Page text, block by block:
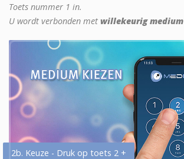
Toets nummer 1 in.
U wordt verbonden met willekeurig medium
2b. Keuze - Druk op toets 2 +